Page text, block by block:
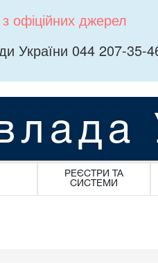
офіційних джерел
України 044 207-35-
РЕЄСТРИ ТА
СИСТЕМИ